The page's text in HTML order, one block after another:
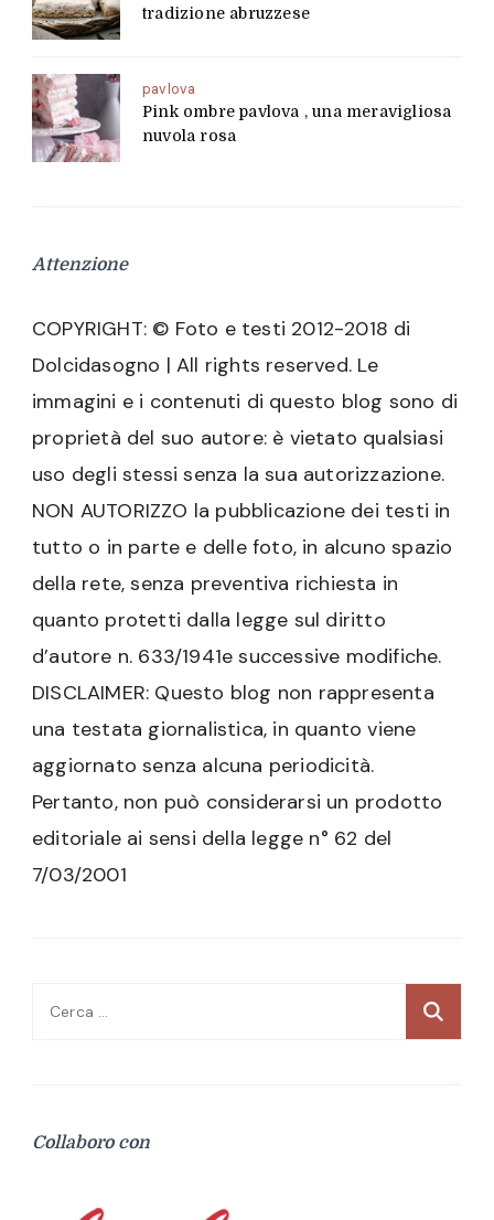
tradizione abruzzese
pavlova
Pink ombre pavlova , una meravigliosa
nuvola rosa
Attenzione
COPYRIGHT: © Foto e testi 2012-2018 di
Dolcidasogno | All rights reserved. Le
immagini e i contenuti di questo blog sono di
proprietà del suo autore: è vietato qualsiasi
uso degli stessi senza la sua autorizzazione.
NON AUTORIZZO la pubblicazione dei testi in
tutto o in parte e delle foto, in alcuno spazio
della rete, senza preventiva richiesta in
quanto protetti dalla legge sul diritto
d’autore n. 633/1941e successive modifiche.
DISCLAIMER: Questo blog non rappresenta
una testata giornalistica, in quanto viene
aggiornato senza alcuna periodicità.
Pertanto, non può considerarsi un prodotto
editoriale ai sensi della legge n° 62 del
7/03/2001
Ricerca
Collaboro con